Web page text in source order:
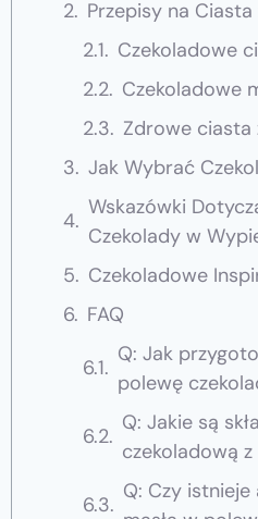
Przepisy na Ciasta
Czekoladowe
Czekoladowe
Zdrowe ciasta
Jak Wybrać
Wskazówki
Czekolady w
Czekoladowe
FAQ
Q: Jak
polewę
Q: Jakie są
czekoladową z
Q: Czy